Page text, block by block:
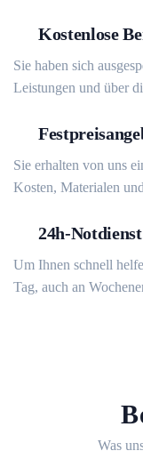
Kostenlose
Sie haben sich
Leistungen und über
Sie erhalten von uns
Kosten, Materialen
24h-Notdienst
Um Ihnen schnell
Tag, auch an
Was